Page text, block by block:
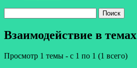
тем:
Взаимодействие в темах
Просмотр 1 темы - с 1 по 1 (1 всего)